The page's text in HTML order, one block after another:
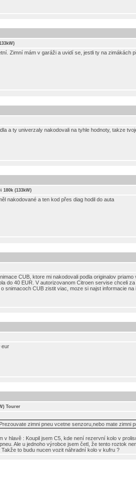
Zimní mám v garáži a uvidí se, jestli ty na zimákách
a ty univerzaly nakodovali na tyhle hodnoty, takze
180k (133kW)
nakodované a ten kod přes diag hodil do auta
CUB, ktore mi nakodovali podla originalov
do 40 EUR. V autorizovanom Citroen servise chceli
snimacoch CUB zistit viac, moze si najst informacie
eur
Tourer
zimni pneu vcetne senzoru,nebo mate zimni
hlavě : Koupil jsem C5, kde není rezervní kolo v
Ale u jednoho výrobce jsem četl, že tento roztok
to budu nucen vozit náhradní kolo v kufru ?